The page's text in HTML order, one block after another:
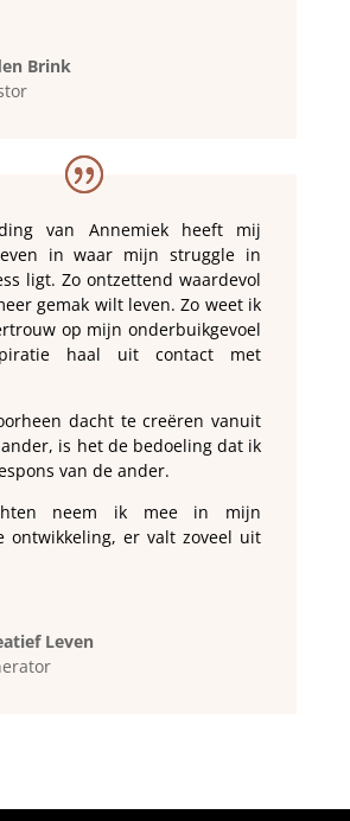
Brink
van Annemiek heeft mij
in waar mijn struggle in
ligt. Zo ontzettend waardevol
gemak wilt leven. Zo weet ik
op mijn onderbuikgevoel
haal uit contact met
dacht te creëren vanuit
is het de bedoeling dat ik
van de ander.
neem ik mee in mijn
ontwikkeling, er valt zoveel uit
Leven